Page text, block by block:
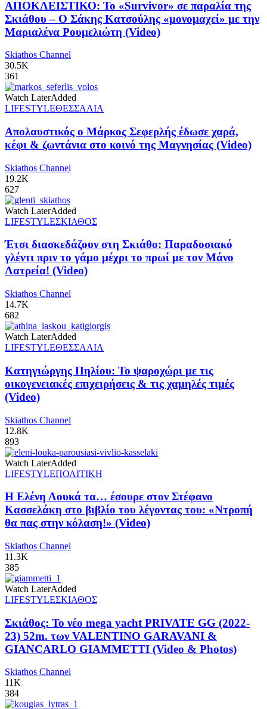
ΑΠΟΚΛΕΙΣΤΙΚΟ: Το «Survivor» σε παραλία της
Σκιάθου – Ο Σάκης Κατσούλης «μονομαχεί» με την
Μαριαλένα Ρουμελιώτη (Video)
Skiathos Channel
30.5K
361
Watch LaterAdded
LIFESTYLEΘΕΣΣΑΛΙΑ
Απολαυστικός ο Μάρκος Σεφερλής έδωσε χαρά,
κέφι & ζωντάνια στο κοινό της Μαγνησίας (Video)
Skiathos Channel
19.2K
627
Watch LaterAdded
LIFESTYLEΣΚΙΑΘΟΣ
Έτσι διασκεδάζουν στη Σκιάθο: Παραδοσιακό
γλέντι πριν το γάμο μέχρι το πρωί με τον Μάνο
Λατρεία! (Video)
Skiathos Channel
14.7K
682
Watch LaterAdded
LIFESTYLEΘΕΣΣΑΛΙΑ
Κατηγιώργης Πηλίου: Το ψαροχώρι με τις
οικογενειακές επιχειρήσεις & τις χαμηλές τιμές
(Video)
Skiathos Channel
12.8K
893
Watch LaterAdded
LIFESTYLEΠΟΛΙΤΙΚΗ
Η Ελένη Λουκά τα… έσουρε στον Στέφανο
Κασσελάκη στο βιβλίο του λέγοντας του: «Ντροπή
θα πας στην κόλαση!» (Video)
Skiathos Channel
11.3K
385
Watch LaterAdded
LIFESTYLEΣΚΙΑΘΟΣ
Σκιάθος: Το νέο mega yacht PRIVATE GG (2022-
23) 52m. των VALENTINO GARAVANI &
GIANCARLO GIAMMETTI (Video & Photos)
Skiathos Channel
11K
384